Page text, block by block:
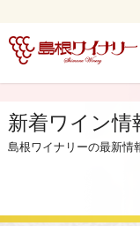
新着ワイン情
島根ワイナリーの最新情